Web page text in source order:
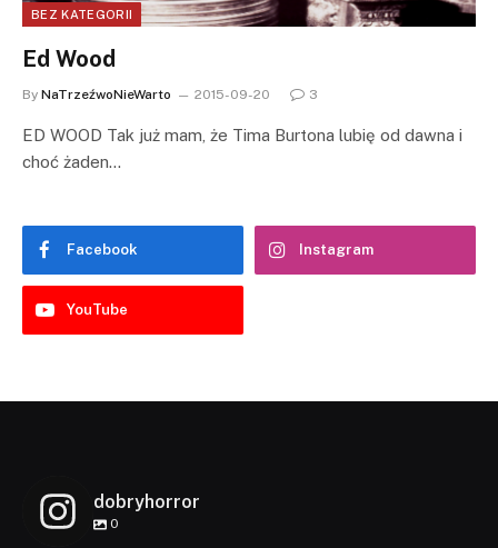
BEZ KATEGORII
Ed Wood
By NaTrzeźwoNieWarto 2015-09-20 3
ED WOOD Tak już mam, że Tima Burtona lubię od dawna i
choć żaden…
Facebook Instagram
YouTube
dobryhorror
0